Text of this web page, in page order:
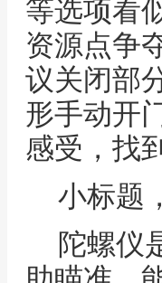
等选项看
资源点争
议关闭部
形手动开
感受，找
小标题
陀螺仪